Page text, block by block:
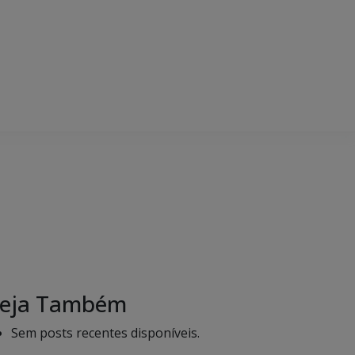
Também
Sem posts recentes disponíveis.